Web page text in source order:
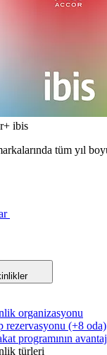
ibis
tüm yıl
organizasyonu
rezervasyonu (+8 oda)
programının
türleri